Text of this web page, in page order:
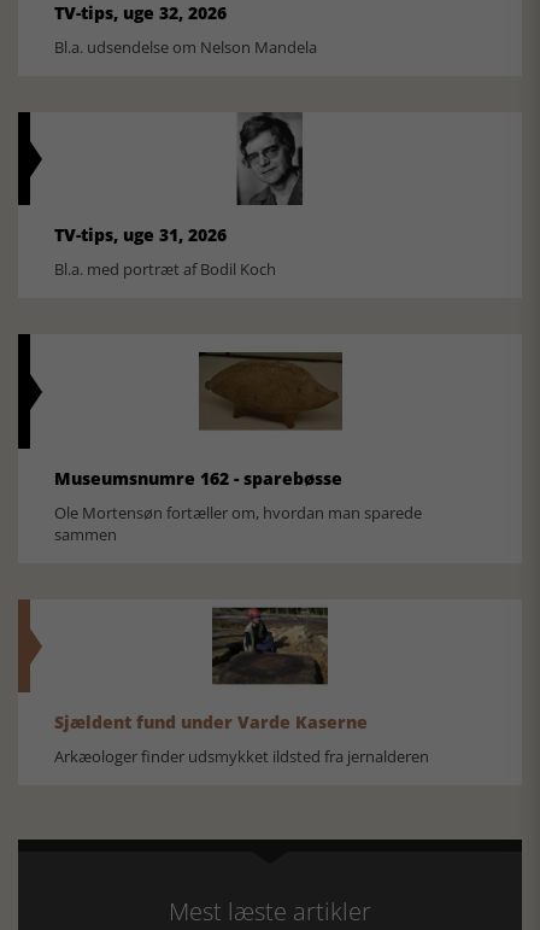
TV-tips, uge 32, 2026
Bl.a. udsendelse om Nelson Mandela
TV-tips, uge 31, 2026
Bl.a. med portræt af Bodil Koch
Museumsnumre 162 - sparebøsse
Ole Mortensøn fortæller om, hvordan man sparede
sammen
Sjældent fund under Varde Kaserne
Arkæologer finder udsmykket ildsted fra jernalderen
Mest læste artikler